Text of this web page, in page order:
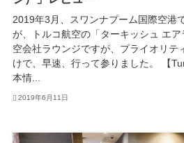
2019年3月、スワンナプーム国際空港
が、トルコ航空の「ターキッシュ エ
空会社ラウンジですが、プライオリテ
けで、早速、行って参りました。 【
本情...
2019年6月11日